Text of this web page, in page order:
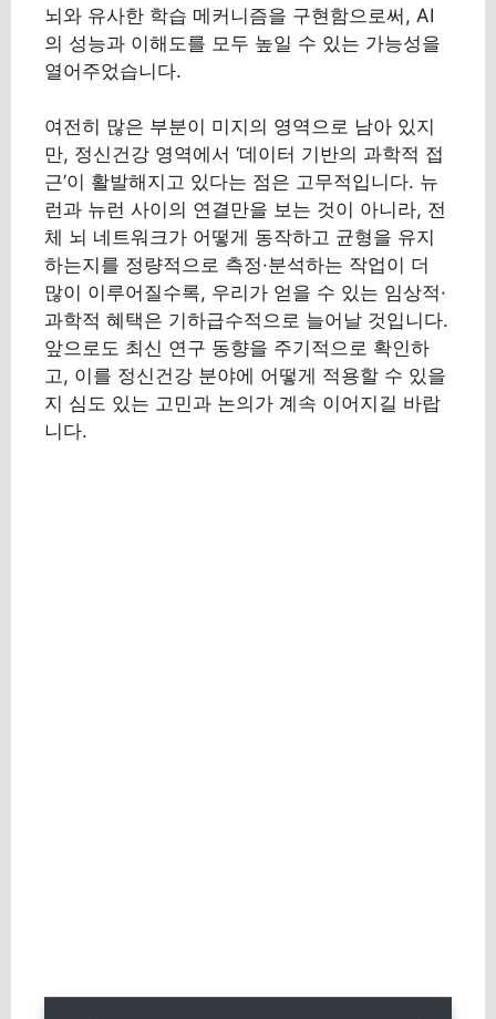
뇌와 유사한 학습 메커니즘을 구현함으로써, AI
의 성능과 이해도를 모두 높일 수 있는 가능성을
열어주었습니다.
여전히 많은 부분이 미지의 영역으로 남아 있지
만, 정신건강 영역에서 ‘데이터 기반의 과학적 접
근’이 활발해지고 있다는 점은 고무적입니다. 뉴
런과 뉴런 사이의 연결만을 보는 것이 아니라, 전
체 뇌 네트워크가 어떻게 동작하고 균형을 유지
하는지를 정량적으로 측정·분석하는 작업이 더
많이 이루어질수록, 우리가 얻을 수 있는 임상적·
과학적 혜택은 기하급수적으로 늘어날 것입니다.
앞으로도 최신 연구 동향을 주기적으로 확인하
고, 이를 정신건강 분야에 어떻게 적용할 수 있을
지 심도 있는 고민과 논의가 계속 이어지길 바랍
니다.